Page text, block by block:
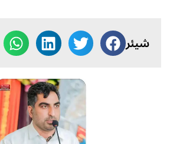
شیئر